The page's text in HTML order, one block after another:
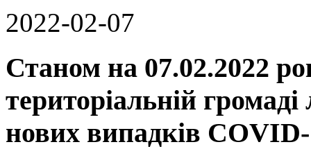
2022-02-07
Станом на 07.02.2022
територіальній
нових випадків